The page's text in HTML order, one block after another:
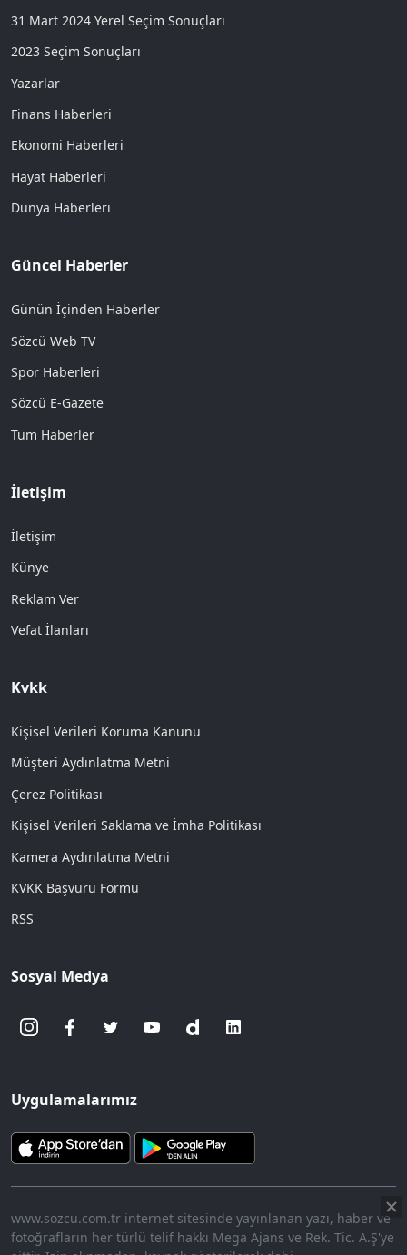
31 Mart 2024 Yerel Seçim Sonuçları
2023 Seçim Sonuçları
Yazarlar
Finans Haberleri
Ekonomi Haberleri
Hayat Haberleri
Dünya Haberleri
Güncel Haberler
Günün İçinden Haberler
Sözcü Web TV
Spor Haberleri
Sözcü E-Gazete
Tüm Haberler
İletişim
İletişim
Künye
Reklam Ver
Vefat İlanları
Kvkk
Kişisel Verileri Koruma Kanunu
Müşteri Aydınlatma Metni
Çerez Politikası
Kişisel Verileri Saklama ve İmha Politikası
Kamera Aydınlatma Metni
KVKK Başvuru Formu
RSS
Sosyal Medya
Uygulamalarımız
www.sozcu.com.tr internet sitesinde yayınlanan yazı, haber ve
fotoğrafların her türlü telif hakkı Mega Ajans ve Rek. Tic. A.Ş'ye